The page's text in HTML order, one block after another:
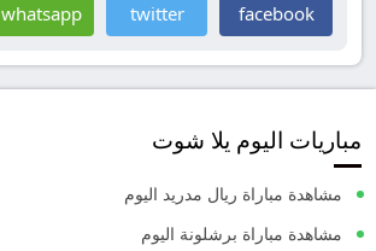
facebook
twitter
whatsapp
مباريات اليوم يلا شوت
مشاهدة مباراة ريال مدريد اليوم
مشاهدة مباراة برشلونة اليوم